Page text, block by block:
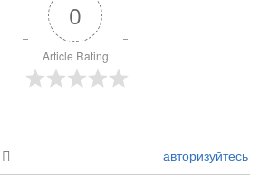
0
Article Rating
авторизуйтесь